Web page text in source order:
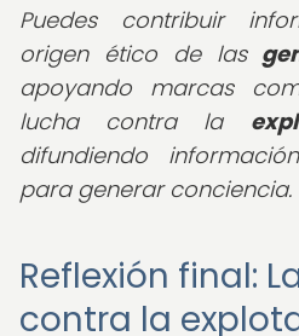
Puedes contribuir
origen ético de las
apoyando marcas
lucha contra la
difundiendo
para generar conciencia.
Reflexión final:
contra la